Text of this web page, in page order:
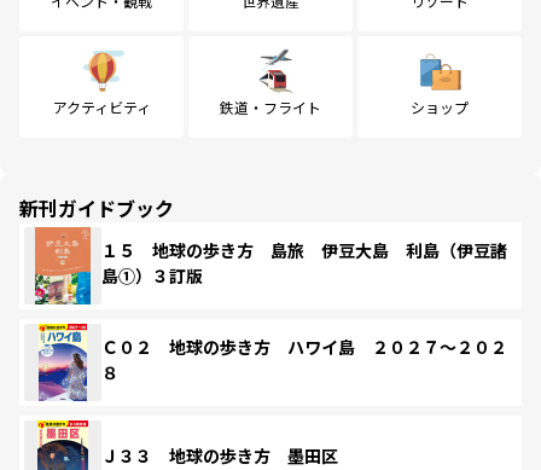
アクティビティ 鉄道・フライト ショップ
新刊ガイドブック
１５ 地球の歩き方 島旅 伊豆大島 利島（伊豆諸
島①）３訂版
Ｃ０２ 地球の歩き方 ハワイ島 ２０２７～２０２
８
Ｊ３３ 地球の歩き方 墨田区